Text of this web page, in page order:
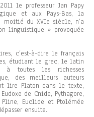
le professeur Jan Papy
et aux Pays-Bas, la
moitié du XVIe siècle, n’a
linguistique » provoquée
c’est-à-dire le français
étudiant le grec, le latin
à toutes les richesses
des meilleurs auteurs
lire Platon dans le texte,
de Cnide, Pythagore,
Pline, Euclide et Ptolémée
ensuite.